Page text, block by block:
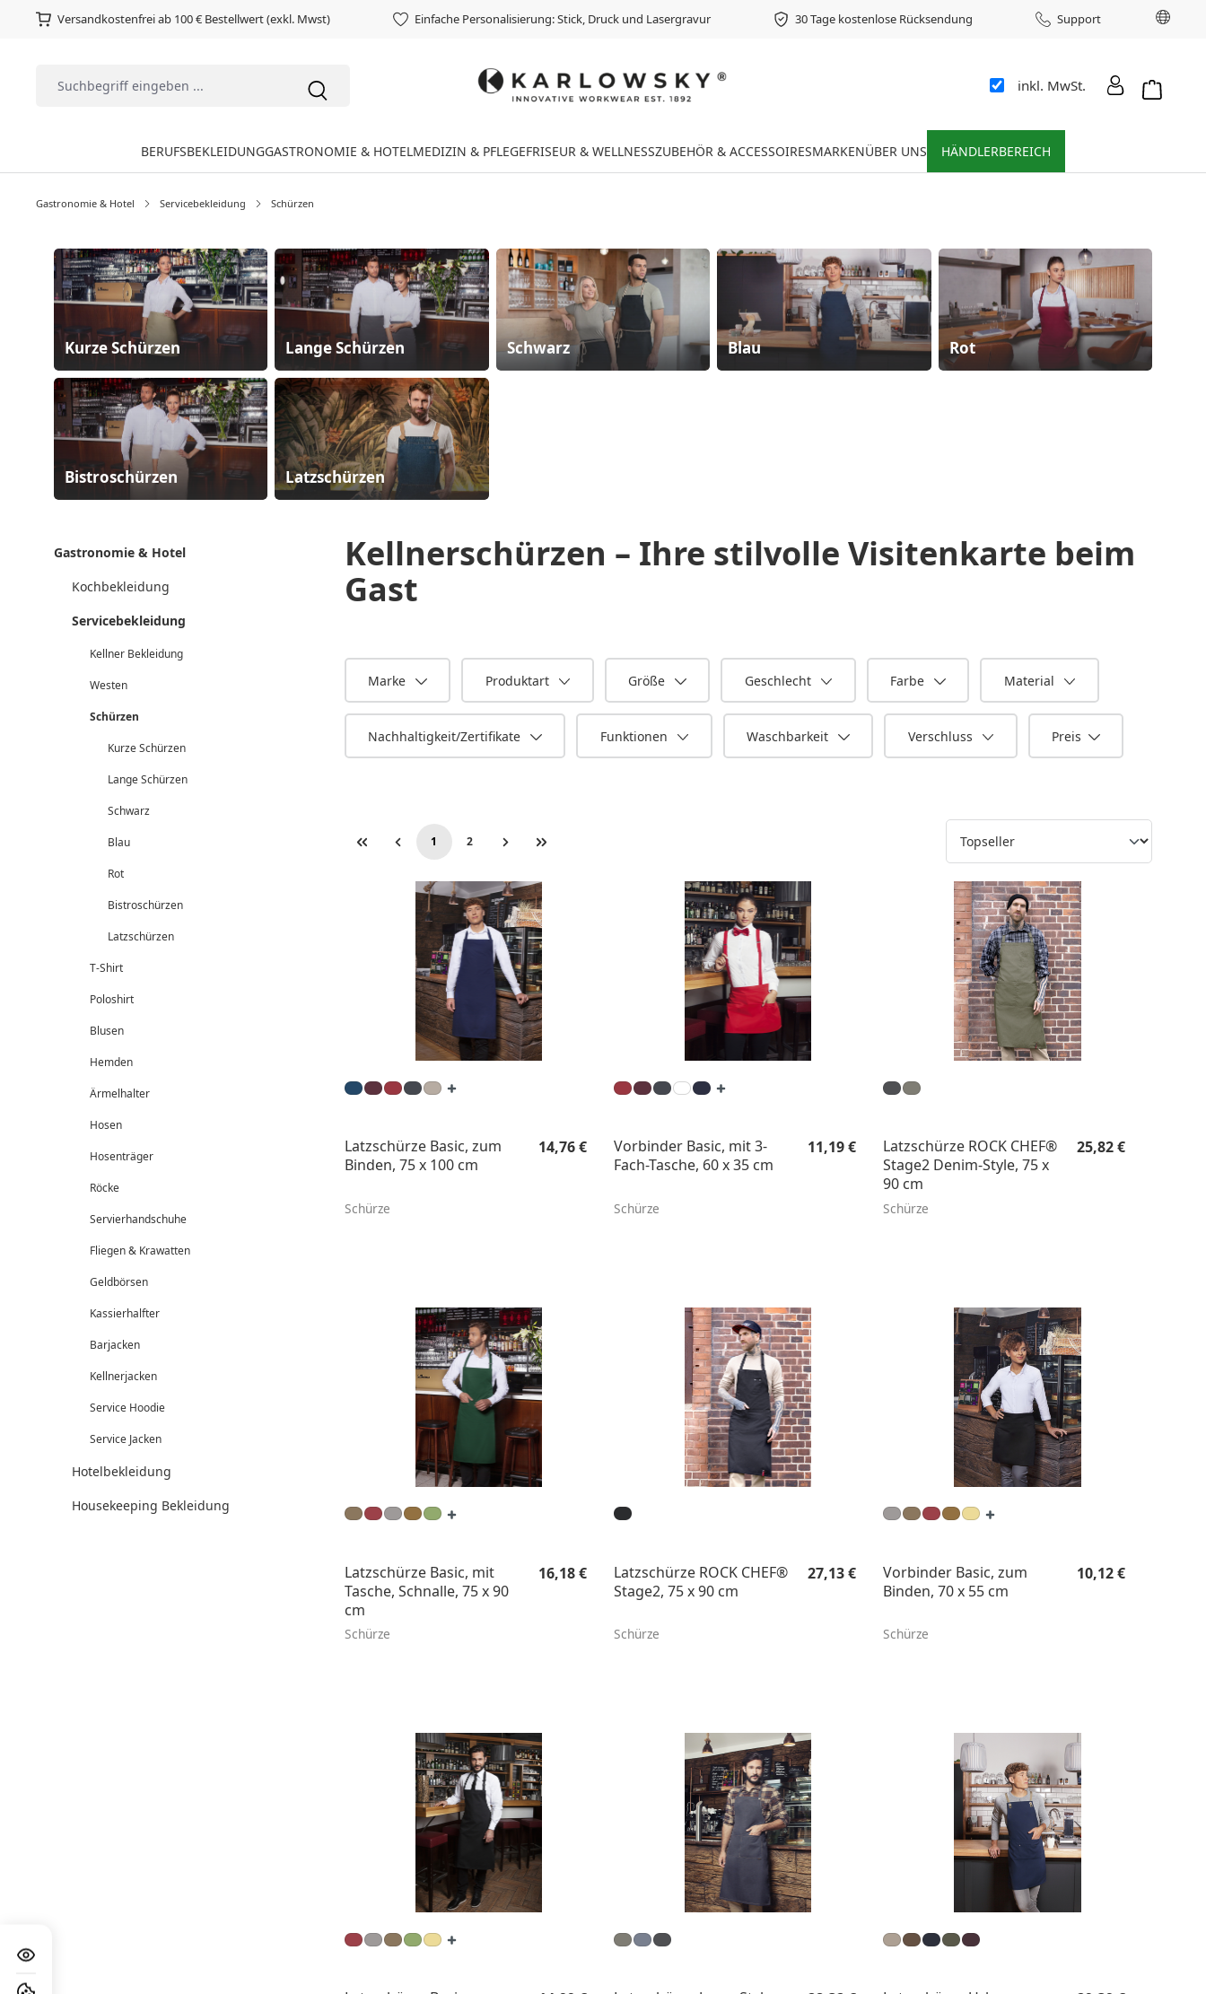
Versandkostenfrei ab 100 € Bestellwert (exkl. Mwst) Einfache Personalisierung: Stick, Druck und Lasergravur 30 Tage kostenlose Rücksendung Support
inkl. MwSt.
BERUFSBEKLEIDUNGGASTRONOMIE & HOTELMEDIZIN & PFLEGEFRISEUR & WELLNESSZUBEHÖR & ACCESSOIRESMARKENÜBER UNS HÄNDLERBEREICH
Gastronomie & Hotel Servicebekleidung Schürzen
Kurze Schürzen Lange Schürzen Schwarz Blau Rot
Bistroschürzen Latzschürzen
Gastronomie & Hotel
Kochbekleidung
Servicebekleidung
Kellner Bekleidung
Westen
Schürzen
Kurze Schürzen
Lange Schürzen
Schwarz
Blau
Rot
Bistroschürzen
Latzschürzen
T-Shirt
Poloshirt
Blusen
Hemden
Ärmelhalter
Hosen
Hosenträger
Röcke
Servierhandschuhe
Fliegen & Krawatten
Geldbörsen
Kassierhalfter
Barjacken
Kellnerjacken
Service Hoodie
Service Jacken
Hotelbekleidung
Housekeeping Bekleidung
Kellnerschürzen – Ihre stilvolle Visitenkarte beim
Gast
Marke Produktart Größe Geschlecht Farbe Material
Nachhaltigkeit/Zertifikate Funktionen Waschbarkeit Verschluss Preis
Seite
1 Seite
2
Latzschürze Basic, zum
Binden, 75 x 100 cm
Schürze
Regulärer Preis:
14,76 €
Vorbinder Basic, mit 3-
Fach-Tasche, 60 x 35 cm
Schürze
Regulärer Preis:
11,19 €
Latzschürze ROCK CHEF®
Stage2 Denim-Style, 75 x
90 cm
Schürze
Regulärer Preis:
25,82 €
Latzschürze Basic, mit
Tasche, Schnalle, 75 x 90
cm
Schürze
Regulärer Preis:
16,18 €
Latzschürze ROCK CHEF®
Stage2, 75 x 90 cm
Schürze
Regulärer Preis:
27,13 €
Vorbinder Basic, zum
Binden, 70 x 55 cm
Schürze
Regulärer Preis:
10,12 €